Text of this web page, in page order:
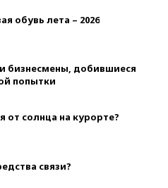
обувь лета – 2026
бизнесмены, добившиеся
попытки
от солнца на курорте?
связи?